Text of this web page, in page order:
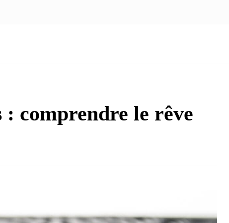
comprendre le rêve